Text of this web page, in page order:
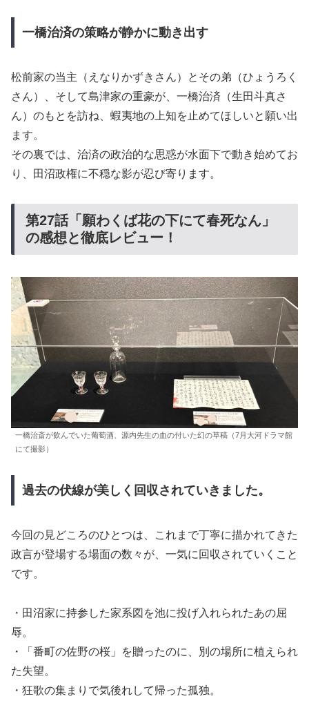
一橋治済の策略が静かに動き出す
松前家の当主（えなりかずきさん）とその弟（ひょうろく
さん）、そして島津家の重豪が、一橋治済（生田斗真さ
ん）のもとを訪ね、蝦夷地の上知を止めてほしいと願い出
ます。
その裏では、治済の政治的な思惑が水面下で動き始めてお
り、田沼政権に不穏な影が忍び寄ります。
第27話「願わくば花の下にて春死なん」
の感想と徹底レビュー！
一橋治斎が飲んでいた葡萄酒、源内先生の血の付いた幻の草稿（7月大河ドラマ館
にて撮影）
過去の伏線が美しく回収されていきました。
今回の見どころのひとつは、これまで丁寧に描かれてきた
政言が登場する場面の数々が、一気に回収されていくこと
です。
・田沼家に持参した家系図を池に投げ入れられたあの屈
辱。
・「番町の佐野の桜」を贈ったのに、別の場所に植えられ
た失望。
・狂歌の集まりで気後れして帰った孤独。